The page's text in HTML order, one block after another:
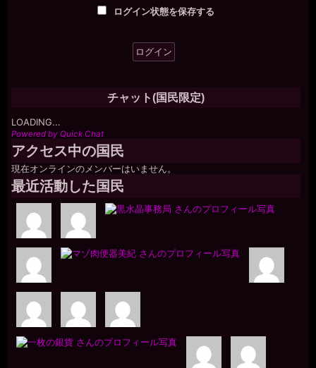
ログイン状態を保存する
チャット(国民限定)
LOADING...
Powered by Quick Chat
アクセス中の国民
現在オンラインのメンバーはいません。
最近活動した国民